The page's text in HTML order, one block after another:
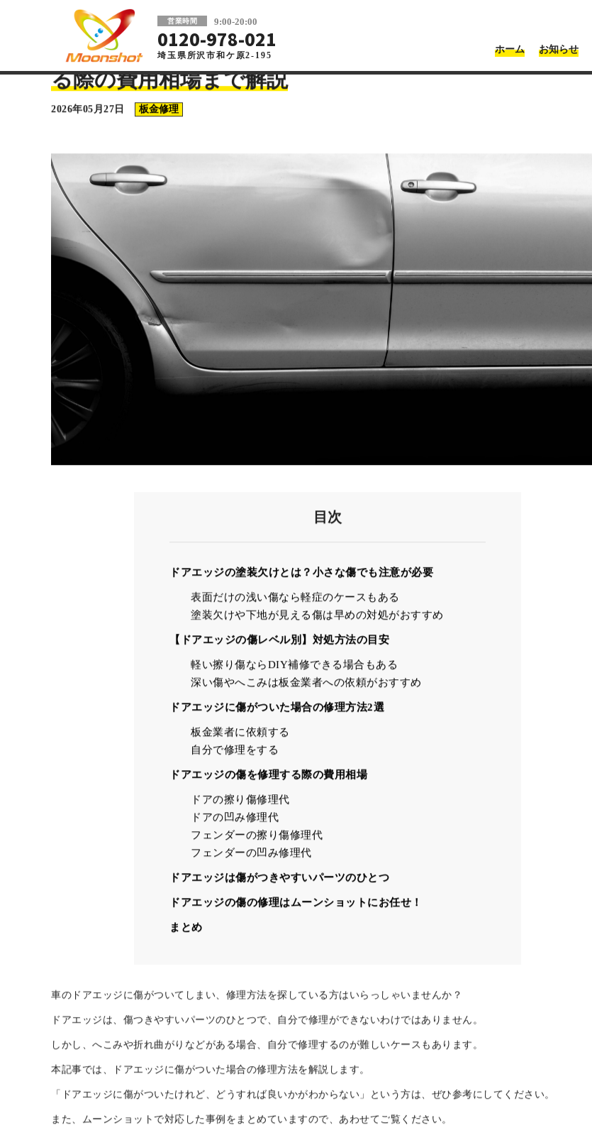
営業時間 9:00-20:00
0120-978-021
埼玉県所沢市和ケ原2-195
ホーム お知らせ
車の板金塗装・傷修理ならMoonshot
ドアエッジに傷がついた場合の修理方法！業者に依頼す
る際の費用相場まで解説
2026年05月27日
目次
塗装欠けや下地が見える傷は早めの対処がおすすめ
深い傷やへこみは板金業者への依頼がおすすめ
ドアエッジに傷がついた場合の修理方法2選
板金業者に依頼する
自分で修理をする
ドアエッジの傷を修理する際の費用相場
ドアの擦り傷修理代
ドアエッジは傷がつきやすいパーツのひとつ
ドアエッジの傷の修理はムーンショットにお任せ！
まとめ
車のドアエッジに傷がついてしまい、修理方法を探している方はいらっしゃいませんか？